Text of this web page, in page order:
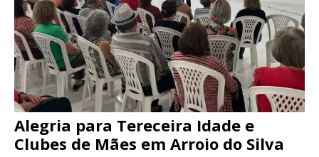
Alegria para Tereceira Idade e
Clubes de Mães em Arroio do Silva